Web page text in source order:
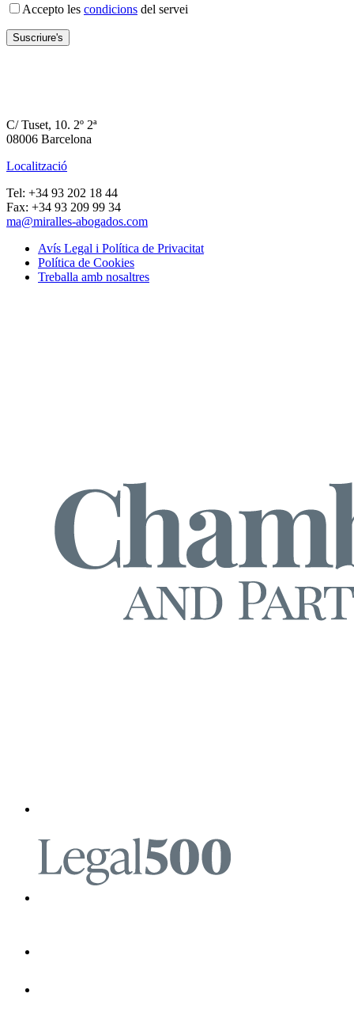
Accepto les condicions del servei
C/ Tuset, 10. 2º 2ª
08006 Barcelona
Localització
Tel: +34 93 202 18 44
Fax: +34 93 209 99 34
ma@miralles-abogados.com
Avís Legal i Política de Privacitat
Política de Cookies
Treballa amb nosaltres